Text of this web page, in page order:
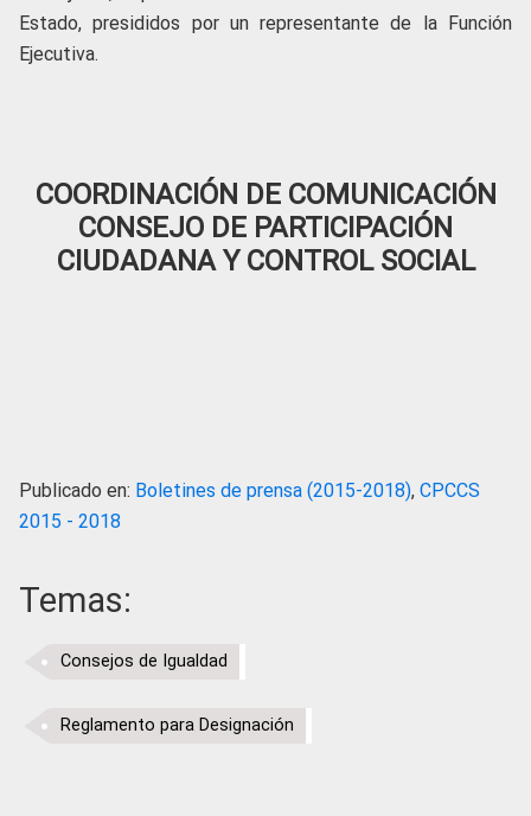
Estado, presididos por un representante de la Función
Ejecutiva.
COORDINACIÓN DE COMUNICACIÓN
CONSEJO DE PARTICIPACIÓN
CIUDADANA Y CONTROL SOCIAL
Publicado en: Boletines de prensa (2015-2018), CPCCS
2015 - 2018
Temas:
Consejos de Igualdad
Reglamento para Designación